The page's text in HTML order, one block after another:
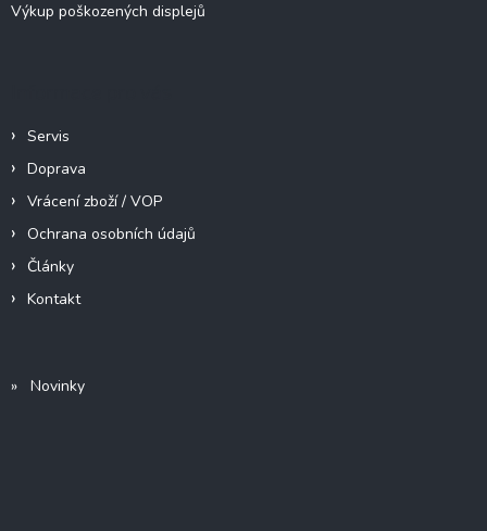
Výkup poškozených displejů
Servis
Doprava
Vrácení zboží / VOP
Ochrana osobních údajů
Články
Kontakt
» Novinky